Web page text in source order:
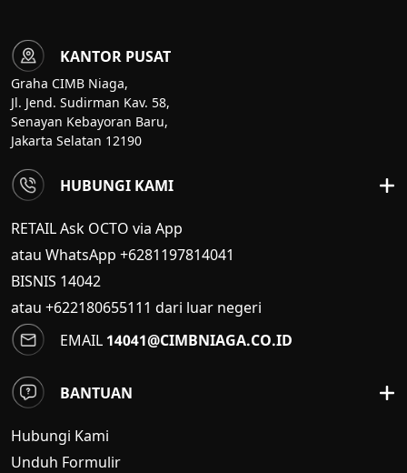
KANTOR PUSAT
Graha CIMB Niaga,
Jl. Jend. Sudirman Kav. 58,
Senayan Kebayoran Baru,
Jakarta Selatan 12190
HUBUNGI KAMI
RETAIL Ask OCTO via App
atau WhatsApp +6281197814041
BISNIS 14042
atau +622180655111 dari luar negeri
EMAIL 14041@CIMBNIAGA.CO.ID
BANTUAN
Hubungi Kami
Unduh Formulir